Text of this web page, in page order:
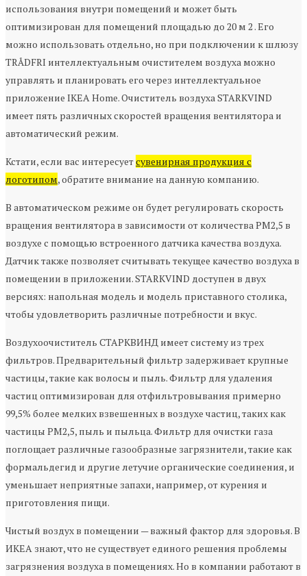
использования внутри помещений и может быть
оптимизирован для помещений площадью до 20 м 2 . Его
можно использовать отдельно, но при подключении к шлюзу
TRÅDFRI интеллектуальным очистителем воздуха можно
управлять и планировать его через интеллектуальное
приложение IKEA Home. Очиститель воздуха STARKVIND
имеет пять различных скоростей вращения вентилятора и
автоматический режим.
Кстати, если вас интересуетсувенирная продукция с
логотипом, обратите внимание на данную компанию.
В автоматическом режиме он будет регулировать скорость
вращения вентилятора в зависимости от количества PM2,5 в
воздухе с помощью встроенного датчика качества воздуха.
Датчик также позволяет считывать текущее качество воздуха в
помещении в приложении. STARKVIND доступен в двух
версиях: напольная модель и модель приставного столика,
чтобы удовлетворить различные потребности и вкус.
Воздухоочиститель СТАРКВИНД имеет систему из трех
фильтров. Предварительный фильтр задерживает крупные
частицы, такие как волосы и пыль. Фильтр для удаления
частиц оптимизирован для отфильтровывания примерно
99,5% более мелких взвешенных в воздухе частиц, таких как
частицы PM2,5, пыль и пыльца. Фильтр для очистки газа
поглощает различные газообразные загрязнители, такие как
формальдегид и другие летучие органические соединения, и
уменьшает неприятные запахи, например, от курения и
приготовления пищи.
Чистый воздух в помещении — важный фактор для здоровья. В
ИКЕА знают, что не существует единого решения проблемы
загрязнения воздуха в помещениях. Но в компании работают в